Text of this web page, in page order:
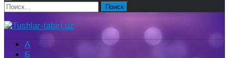
Найти:
А
Б